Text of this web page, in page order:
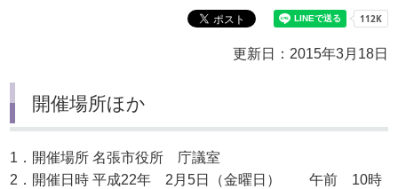
更新日：2015年3月18日
開催場所ほか
1．開催場所 名張市役所 庁議室
2．開催日時 平成22年 2月5日（金曜日） 午前 10時